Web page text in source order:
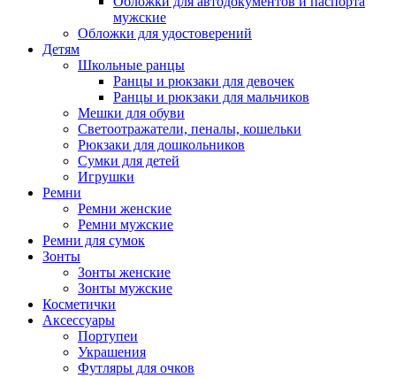
мужские
Обложки для удостоверений
Детям
Школьные ранцы
Ранцы и рюкзаки для девочек
Ранцы и рюкзаки для мальчиков
Мешки для обуви
Светоотражатели, пеналы, кошельки
Рюкзаки для дошкольников
Сумки для детей
Игрушки
Ремни
Ремни женские
Ремни мужские
Ремни для сумок
Зонты
Зонты женские
Зонты мужские
Косметички
Аксессуары
Портупеи
Украшения
Футляры для очков